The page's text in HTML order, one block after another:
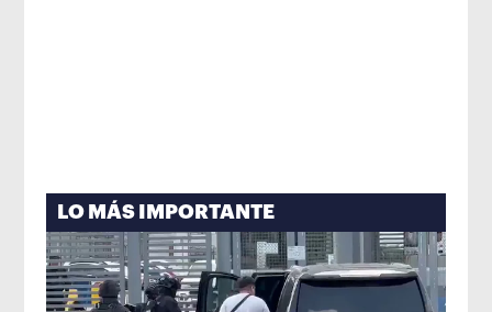
LO MÁS IMPORTANTE